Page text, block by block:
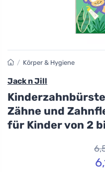
/ Körper & Hygiene
Jack n Jill
Zähne und
für Kinder von 2